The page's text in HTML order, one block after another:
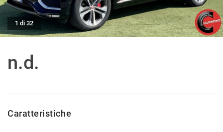
ASSISTENZA POST VENDITA
1 di 32
n.d.
Caratteristiche
tracciamento
che
adottiamo
per
funzionalità
le
di